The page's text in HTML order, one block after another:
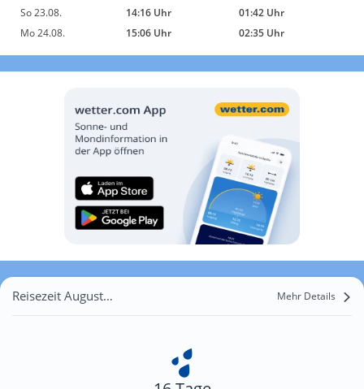
So 23.08.
14:16 Uhr
01:42 Uhr
Mo 24.08.
15:06 Uhr 02:35 Uhr
Reisezeit August für Branchbury Mehr Details